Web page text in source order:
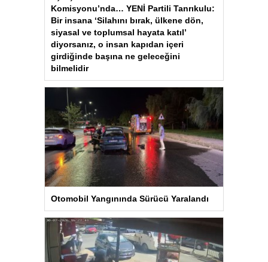
Komisyonu’nda… YENİ Partili Tanrıkulu:
Bir insana ‘Silahını bırak, ülkene dön,
siyasal ve toplumsal hayata katıl’
diyorsanız, o insan kapıdan içeri
girdiğinde başına ne geleceğini
bilmelidir
Otomobil Yangınında Sürücü Yaralandı